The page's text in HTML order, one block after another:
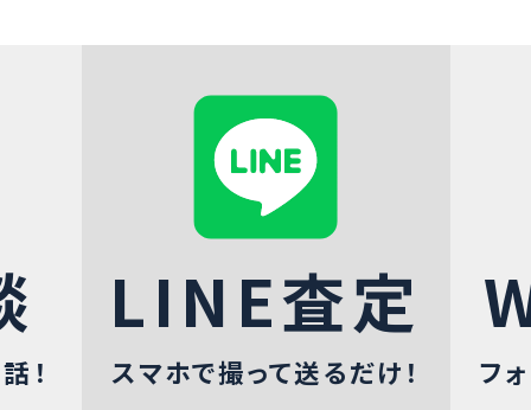
！
LINE査定
スマホで撮って送るだけ！ フ